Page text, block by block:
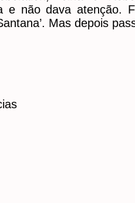
e não dava atenção.
Mas depois